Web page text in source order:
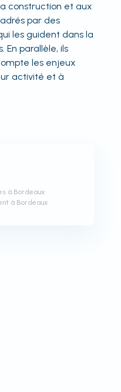
construction et aux
par des
les guident dans la
En parallèle, ils
les enjeux
activité et à
à Bordeaux
à Bordeaux